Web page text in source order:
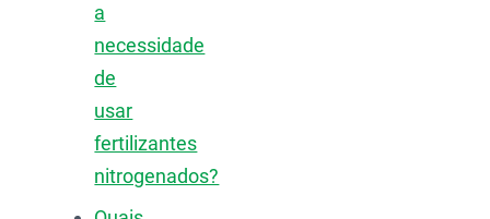
a
necessidade
de
usar
fertilizantes
nitrogenados?